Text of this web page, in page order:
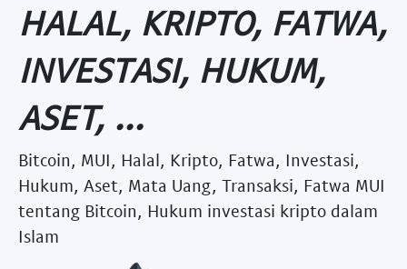
HALAL, KRIPTO, FATWA,
INVESTASI, HUKUM,
ASET, ...
Bitcoin, MUI, Halal, Kripto, Fatwa, Investasi,
Hukum, Aset, Mata Uang, Transaksi, Fatwa MUI
tentang Bitcoin, Hukum investasi kripto dalam
Islam